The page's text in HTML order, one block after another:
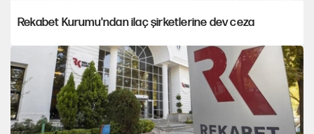
Rekabet Kurumu'ndan ilaç şirketlerine dev ceza